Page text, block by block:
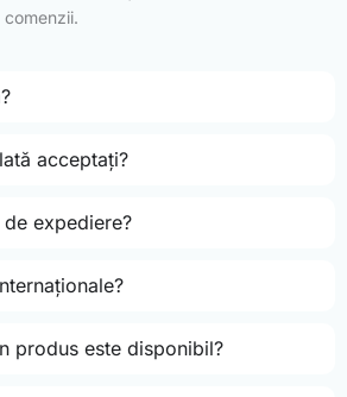
acceptați?
expediere?
produs este disponibil?